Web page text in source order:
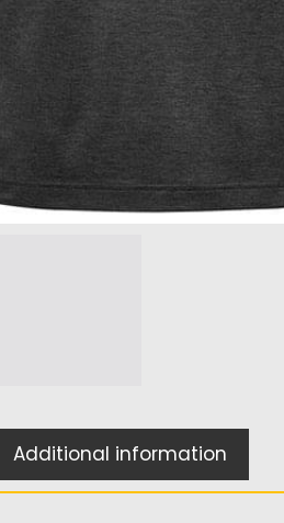
Additional information